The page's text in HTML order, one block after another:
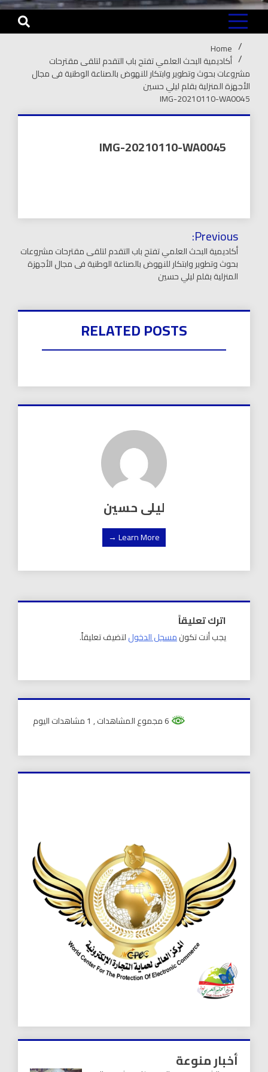
Home
أكاديمية البحث العلمي تفتح باب التقدم لتلقى مقترحات
مشروعات بحوث وتطوير وابتكار للنهوض بالصناعة الوطنية فى مجال
الأجهزة المنزلية بقلم ليلي حسين
IMG-20210110-WA0045
IMG-20210110-WA0045
تصفّح
المقالات
Previous:
أكاديمية البحث العلمي تفتح باب التقدم لتلقى مقترحات مشروعات
بحوث وتطوير وابتكار للنهوض بالصناعة الوطنية فى مجال الأجهزة
المنزلية بقلم ليلي حسين
RELATED POSTS
ليلى حسين
Learn More →
اترك تعليقاً
يجب أنت تكونمسجل الدخوللتضيف تعليقاً.
, 1 مشاهدات اليوم
أخبار منوعة